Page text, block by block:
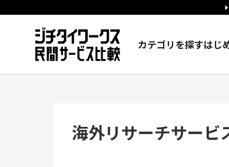
カテゴリを探すはじ
海外リサーチサービ